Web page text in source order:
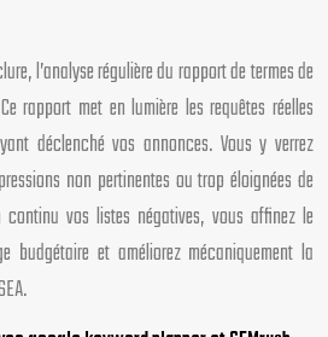
l’analyse régulière du rapport de termes de
rapport met en lumière les requêtes réelles
déclenché vos annonces. Vous y verrez
non pertinentes ou trop éloignées de
vos listes négatives, vous affinez le
budgétaire et améliorez mécaniquement la